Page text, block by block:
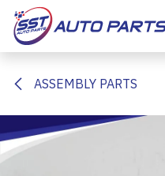
Skip to Content
ASSEMBLY PARTS